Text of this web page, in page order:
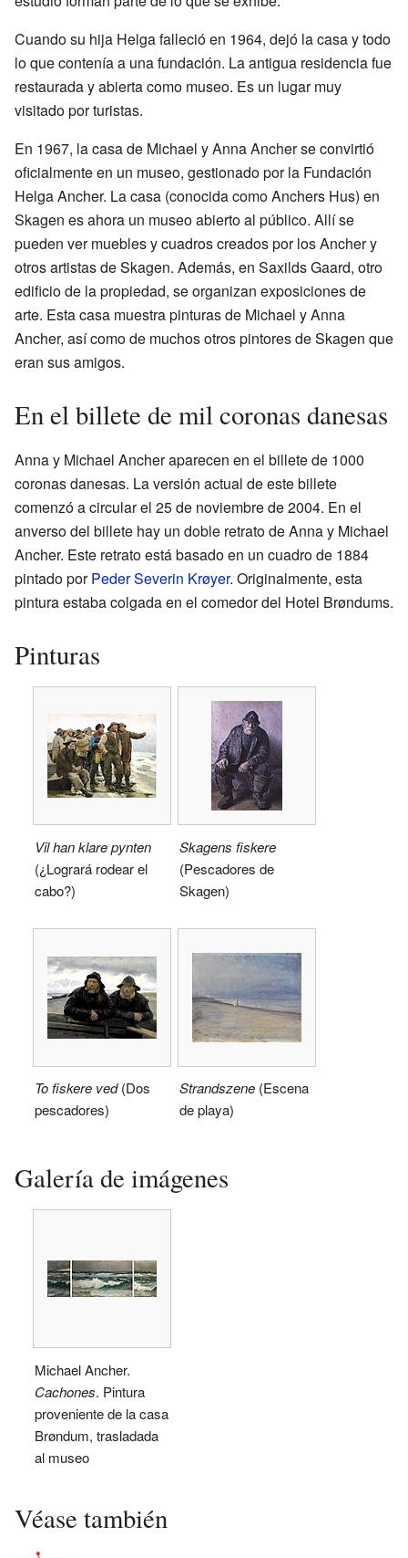
Cuando su hija Helga falleció en 1964, dejó la casa y todo
lo que contenía a una fundación. La antigua residencia fue
restaurada y abierta como museo. Es un lugar muy
visitado por turistas.
En 1967, la casa de Michael y Anna Ancher se convirtió
oficialmente en un museo, gestionado por la Fundación
Helga Ancher. La casa (conocida como Anchers Hus) en
Skagen es ahora un museo abierto al público. Allí se
pueden ver muebles y cuadros creados por los Ancher y
otros artistas de Skagen. Además, en Saxilds Gaard, otro
edificio de la propiedad, se organizan exposiciones de
arte. Esta casa muestra pinturas de Michael y Anna
Ancher, así como de muchos otros pintores de Skagen que
eran sus amigos.
En el billete de mil coronas danesas
Anna y Michael Ancher aparecen en el billete de 1000
coronas danesas. La versión actual de este billete
comenzó a circular el 25 de noviembre de 2004. En el
anverso del billete hay un doble retrato de Anna y Michael
Ancher. Este retrato está basado en un cuadro de 1884
pintado porPeder Severin Krøyer. Originalmente, esta
pintura estaba colgada en el comedor del Hotel Brøndums.
Pinturas
Vil han klare pynten
(¿Logrará rodear el
cabo?)
Skagens fiskere
(Pescadores de
Skagen)
To fiskere ved(Dos
pescadores)
Strandszene (Escena
de playa)
Galería de imágenes
Michael Ancher.
Cachones. Pintura
proveniente de la casa
Brøndum, trasladada
al museo
Véase también